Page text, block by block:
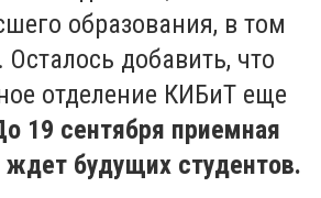
образования, в том
Осталось добавить, что
отделение КИБиТ еще
19 сентября приемная
будущих студентов.